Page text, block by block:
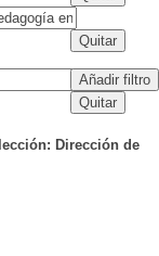
Dirección de